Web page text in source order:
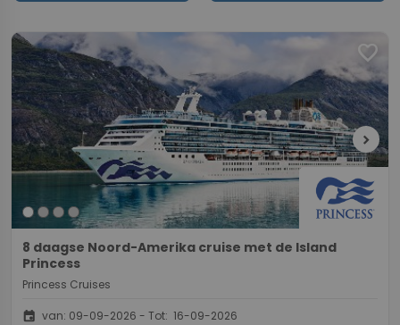
favorite
chevron_right
8 daagse Noord-Amerika cruise met de Island
Princess
Princess Cruises
event van: 09-09-2026 - Tot: 16-09-2026